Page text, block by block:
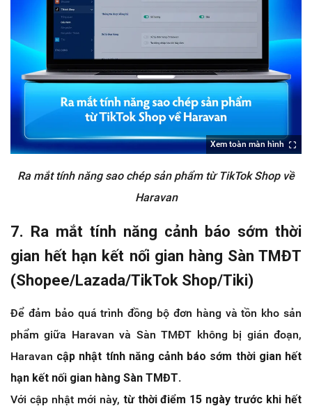
Xem toàn màn hình
Ra mắt tính năng sao chép sản phẩm từ TikTok Shop về
Haravan
7. Ra mắt tính năng cảnh báo sớm thời
gian hết hạn kết nối gian hàng Sàn TMĐT
(Shopee/Lazada/TikTok Shop/Tiki)
Để đảm bảo quá trình đồng bộ đơn hàng và tồn kho sản
phẩm giữa Haravan và Sàn TMĐT không bị gián đoạn,
Haravan cập nhật tính năng cảnh báo sớm thời gian hết
hạn kết nối gian hàng Sàn TMĐT.
Với cập nhật mới này, từ thời điểm 15 ngày trước khi hết